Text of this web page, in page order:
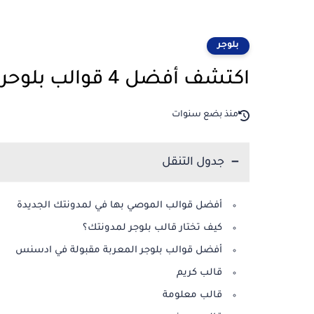
بلوجر
اكتشف أفضل 4 قوالب بلوحر موصى بها في مقبولة في ادسنس
منذ بضع سنوات
جدول التنقل
أفضل قوالب الموصي بها في لمدونتك الجديدة
كيف تختار قالب بلوجر لمدونتك؟
أفضل قوالب بلوجر المعربة مقبولة في ادسنس
قالب كريم
قالب معلومة